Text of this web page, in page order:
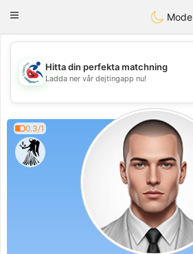
Handi Space
Toggle
Mode
💖
💕
Hitta din perfekta matchning
Ladda ner vår dejtingapp nu!
0.3/1